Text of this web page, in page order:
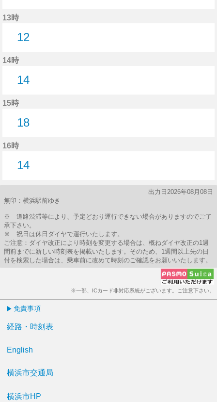
13時
12
14時
14
15時
18
16時
14
出力日2026年08月08日
無印：横浜駅前ゆき
※ 道路渋滞等により、予定どおり運行できない場合がありますのでご了
承下さい。
※ 祝日は休日ダイヤで運行いたします。
ご注意：ダイヤ改正により時刻を変更する場合は、概ねダイヤ改正の1週
間前までに新しい時刻表を掲載いたします。そのため、1週間以上先の日
付を検索した場合は、乗車前に改めて時刻のご確認をお願いいたします。
※一部、ICカード非対応系統がございます。ご注意下さい。
免責事項
経路・時刻表
English
横浜市交通局
横浜市HP